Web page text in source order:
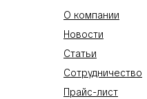
О компании
Новости
Статьи
Сотрудничество
Прайс-лист